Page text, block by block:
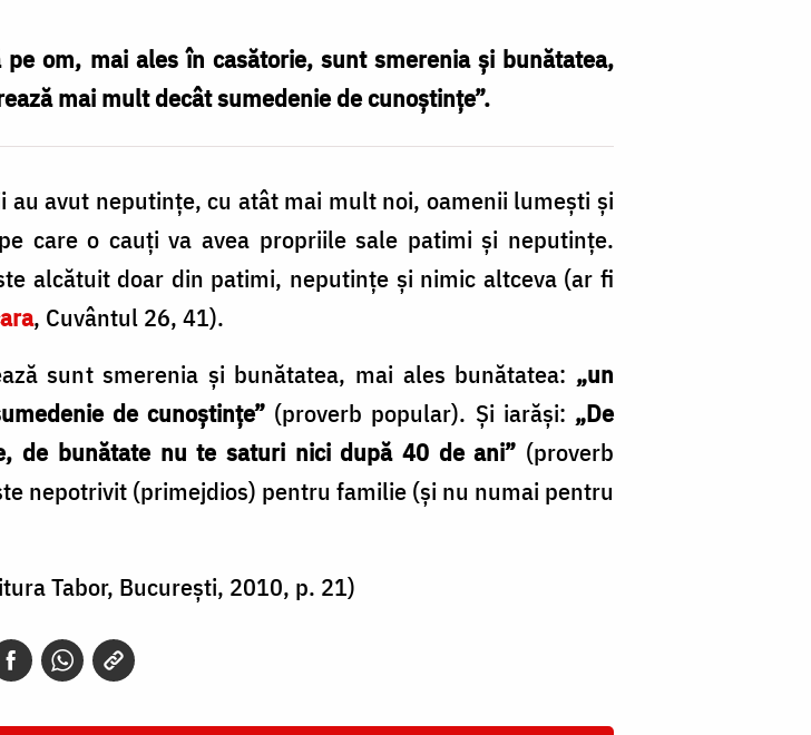
om, mai ales în casătorie, sunt smerenia şi bunătatea,
mai mult decât sumedenie de cunoştinţe”.
avut neputinţe, cu atât mai mult noi, oamenii lumeşti şi
care o cauţi va avea propriile sale patimi şi neputinţe.
alcătuit doar din patimi, neputinţe şi nimic altceva (ar fi
, Cuvântul 26, 41).
sunt smerenia şi bunătatea, mai ales bunătatea: „un
de cunoştinţe”(proverb popular). Şi iarăşi: „De
de bunătate nu te saturi nici după 40 de ani” (proverb
nepotrivit (primejdios) pentru familie (şi nu numai pentru
Tabor, Bucureşti, 2010, p. 21)